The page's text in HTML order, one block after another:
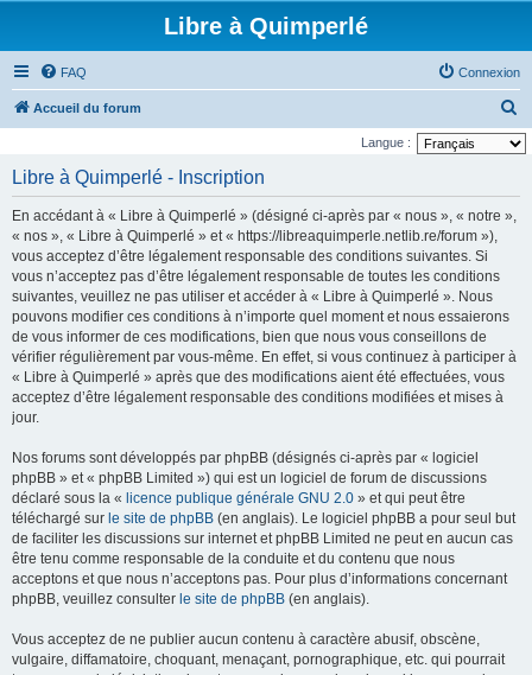
Libre à Quimperlé
FAQ Connexion
Accueil du forum
e
Langue :
Libre à Quimperlé - Inscription
En accédant à « Libre à Quimperlé » (désigné ci-après par « nous », « notre »,
« nos », « Libre à Quimperlé » et « https://libreaquimperle.netlib.re/forum »),
vous acceptez d’être légalement responsable des conditions suivantes. Si
vous n’acceptez pas d’être légalement responsable de toutes les conditions
suivantes, veuillez ne pas utiliser et accéder à « Libre à Quimperlé ». Nous
pouvons modifier ces conditions à n’importe quel moment et nous essaierons
de vous informer de ces modifications, bien que nous vous conseillons de
vérifier régulièrement par vous-même. En effet, si vous continuez à participer à
« Libre à Quimperlé » après que des modifications aient été effectuées, vous
acceptez d’être légalement responsable des conditions modifiées et mises à
jour.
Nos forums sont développés par phpBB (désignés ci-après par « logiciel
phpBB » et « phpBB Limited ») qui est un logiciel de forum de discussions
déclaré sous la « licence publique générale GNU 2.0 » et qui peut être
téléchargé sur le site de phpBB (en anglais). Le logiciel phpBB a pour seul but
de faciliter les discussions sur internet et phpBB Limited ne peut en aucun cas
être tenu comme responsable de la conduite et du contenu que nous
acceptons et que nous n’acceptons pas. Pour plus d’informations concernant
phpBB, veuillez consulter le site de phpBB (en anglais).
Vous acceptez de ne publier aucun contenu à caractère abusif, obscène,
vulgaire, diffamatoire, choquant, menaçant, pornographique, etc. qui pourrait